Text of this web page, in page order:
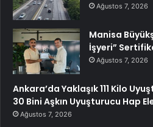
Ağustos 7, 2026
Manisa
İşyeri”
Ağustos 7, 2026
Ankara’da Yaklaşık 111 Kilo
30 Bini Aşkın Uyuşturucu Hap
Ağustos 7, 2026